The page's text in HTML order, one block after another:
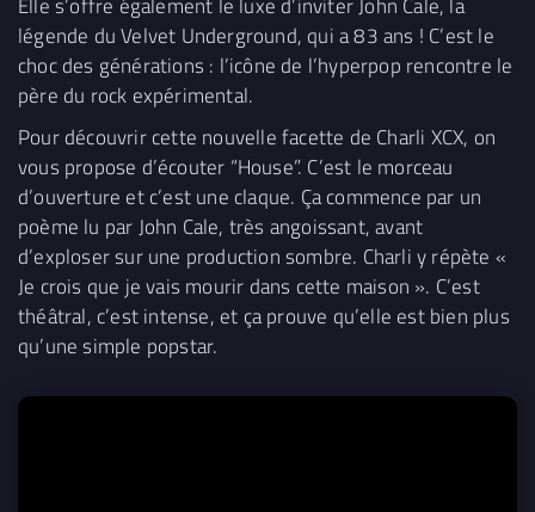
légende du Velvet Underground, qui a 83 ans ! C’est le
choc des générations : l’icône de l’hyperpop rencontre le
père du rock expérimental.
Pour découvrir cette nouvelle facette de Charli XCX, on
vous propose d’écouter “House”. C’est le morceau
d’ouverture et c’est une claque. Ça commence par un
poème lu par John Cale, très angoissant, avant
d’exploser sur une production sombre. Charli y répète «
Je crois que je vais mourir dans cette maison ». C’est
théâtral, c’est intense, et ça prouve qu’elle est bien plus
qu’une simple popstar.